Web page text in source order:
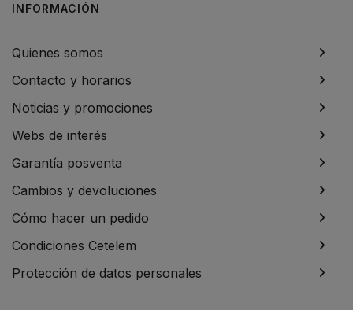
INFORMACIÓN
Quienes somos
Contacto y horarios
Noticias y promociones
Webs de interés
Garantía posventa
Cambios y devoluciones
Cómo hacer un pedido
Condiciones Cetelem
Protección de datos personales